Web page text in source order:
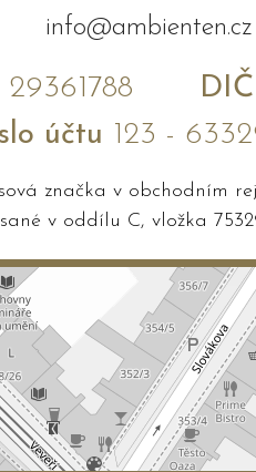
info@ambienten.cz
29361788 DIČ
účtu 123 -
značka v obchodním
v oddílu C, vložka